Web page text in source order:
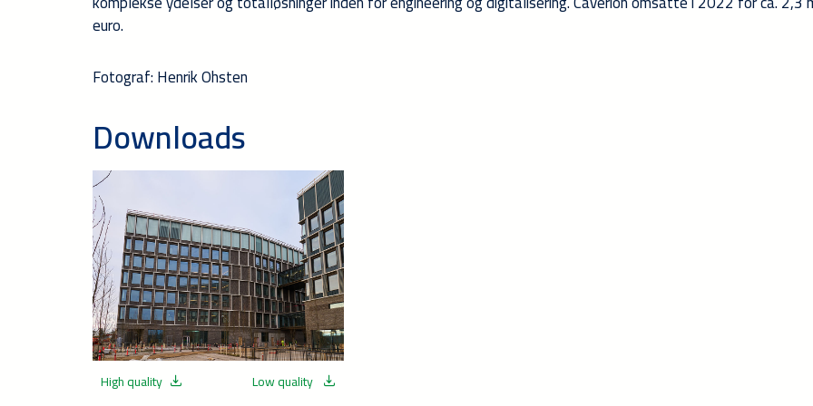
euro.
Fotograf: Henrik Ohsten
Downloads
High quality Low quality